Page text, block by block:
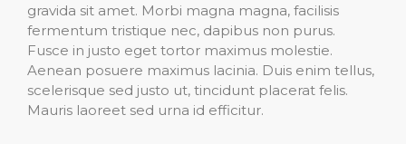
gravida sit amet. Morbi magna magna, facilisis
fermentum tristique nec, dapibus non purus.
Fusce in justo eget tortor maximus molestie.
Aenean posuere maximus lacinia. Duis enim tellus,
scelerisque sed justo ut, tincidunt placerat felis.
Mauris laoreet sed urna id efficitur.